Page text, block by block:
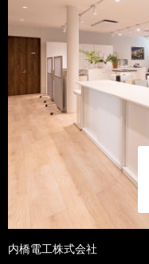
内橋電工株式会社